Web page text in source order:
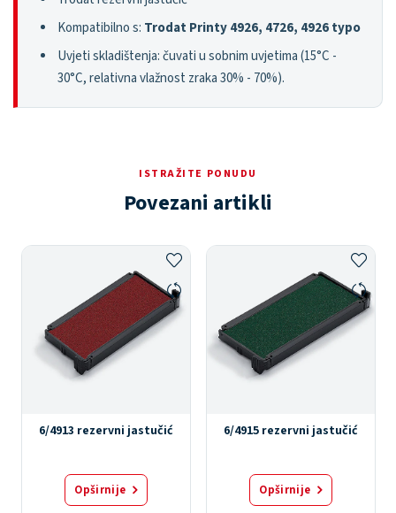
Kompatibilno s: Trodat Printy 4926, 4726, 4926 typo
Uvjeti skladištenja: čuvati u sobnim uvjetima (15°C -
30°C, relativna vlažnost zraka 30% - 70%).
ISTRAŽITE PONUDU
Povezani artikli
6/4913 rezervni jastučić
Opširnije
6/4915 rezervni jastučić
Opširnije